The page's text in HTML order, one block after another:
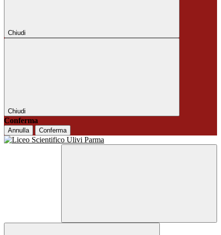
Chiudi
Chiudi
Conferma
Annulla Conferma